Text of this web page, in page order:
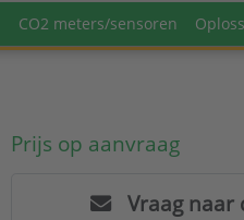
CO2 meters/sensoren
Prijs op aanvraag
Vraag naar